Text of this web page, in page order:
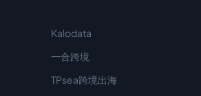
Kalodata
一合跨境
TPsea跨境出海